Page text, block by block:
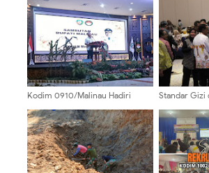
Kodim 0910/Malinau Hadiri
Wanita Persatuan Kabupaten
Malinau
Standar Gizi
Dokkes
Workshop
Bergizi